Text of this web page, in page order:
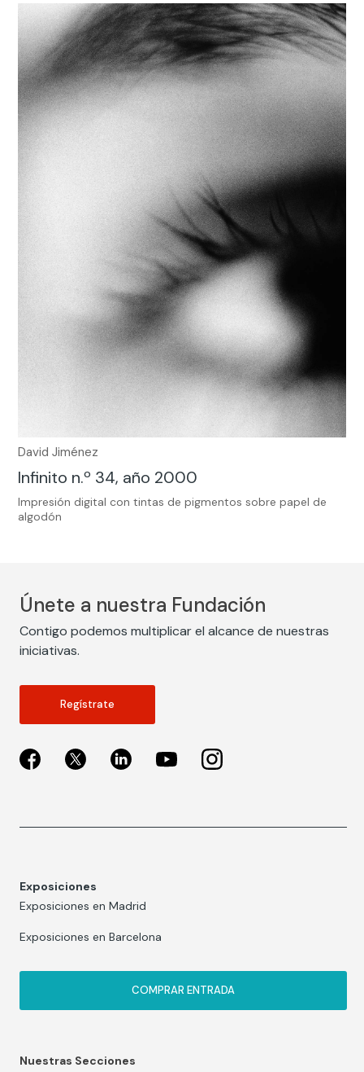
David Jiménez
Infinito n.º 34, año 2000
Impresión digital con tintas de pigmentos sobre papel de
algodón
Únete a nuestra Fundación
Contigo podemos multiplicar el alcance de nuestras
iniciativas.
Regístrate
Exposiciones
Exposiciones en Madrid
Exposiciones en Barcelona
COMPRAR ENTRADA
Nuestras Secciones